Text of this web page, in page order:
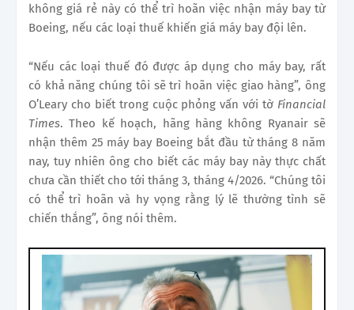
không giá rẻ này có thể trì hoãn việc nhận máy bay từ
Boeing, nếu các loại thuế khiến giá máy bay đội lên.
“Nếu các loại thuế đó được áp dụng cho máy bay, rất
có khả năng chúng tôi sẽ trì hoãn việc giao hàng”, ông
O’Leary cho biết trong cuộc phỏng vấn với tờ Financial
Times. Theo kế hoạch, hãng hàng không Ryanair sẽ
nhận thêm 25 máy bay Boeing bắt đầu từ tháng 8 năm
nay, tuy nhiên ông cho biết các máy bay này thực chất
chưa cần thiết cho tới tháng 3, tháng 4/2026. “Chúng tôi
có thể trì hoãn và hy vọng rằng lý lẽ thường tình sẽ
chiến thắng”, ông nói thêm.